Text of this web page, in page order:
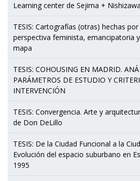
Learning center de Sejima + Nishizawa
TESIS: Cartografías (otras) hechas
perspectiva feminista, emancipatoria
mapa
TESIS: COHOUSING EN MADRID.
PARÁMETROS DE ESTUDIO Y
INTERVENCIÓN
TESIS: Convergencia. Arte y
de Don DeLillo
TESIS: De la Ciudad Funcional a la
Evolución del espacio suburbano en
1995